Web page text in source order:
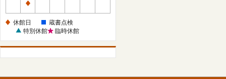
休
日
休館日
蔵書点検
特別休館
臨時休館